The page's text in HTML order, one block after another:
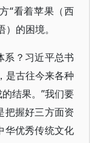
“看着苹果（西
的困境。
系？习近平总书
是古往今来各种
结果。”我们要
把握好三方面资
华优秀传统文化